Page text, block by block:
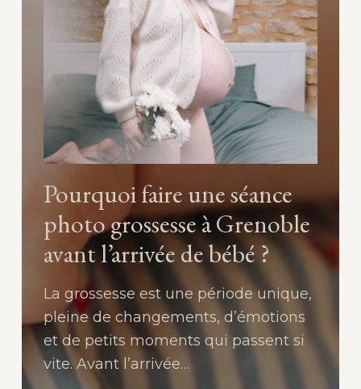
Pourquoi faire une séance
photo grossesse à Grenoble
avant l’arrivée de bébé ?
La grossesse est une période unique,
pleine de changements, d’émotions
et de petits moments qui passent si
vite. Avant l’arrivée…